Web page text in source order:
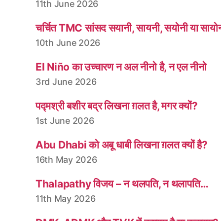
11th June 2026
चर्चित TMC सांसद सयानी, सायनी, सयोनी या
10th June 2026
El Niño का उच्चारण न अल नीनो है, न एल नीनो
3rd June 2026
पद्मश्री बशीर बद्र लिखना ग़लत है, मगर क्यों?
1st June 2026
Abu Dhabi को अबू धाबी लिखना ग़लत क्यों है?
16th May 2026
Thalapathy विजय – न थलपति, न थलापति…
11th May 2026